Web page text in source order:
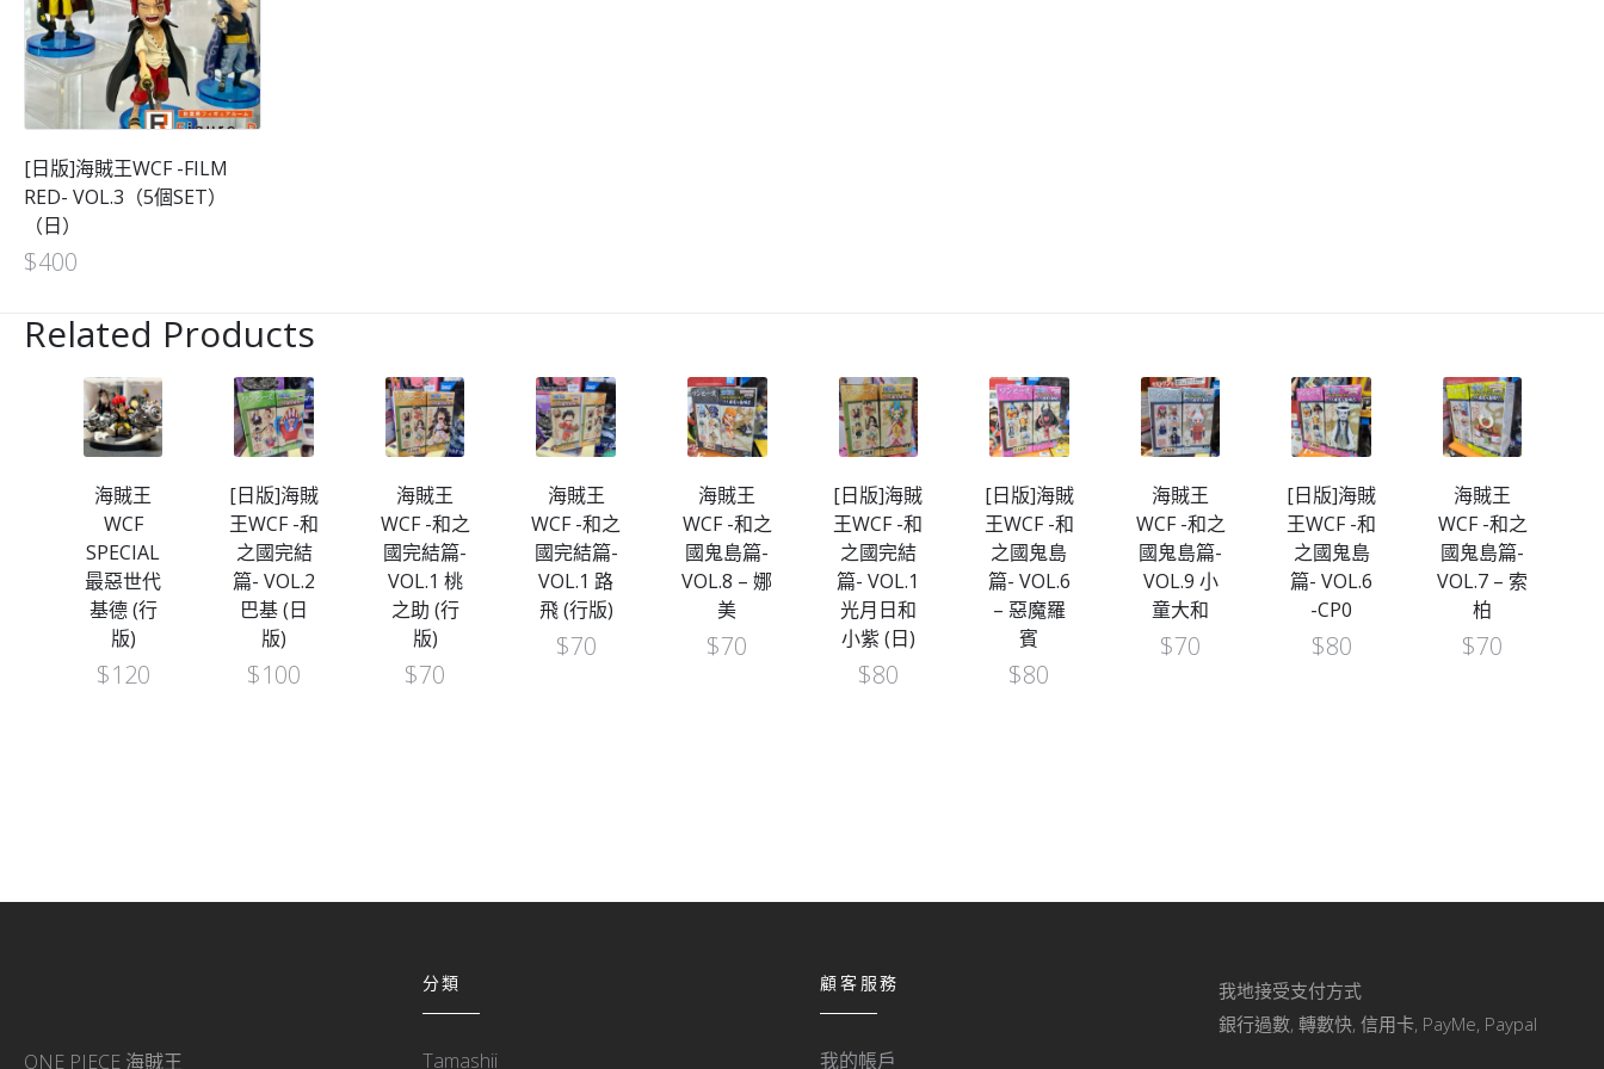
[日版]海賊王WCF -FILM
RED- VOL.3（5個SET）
（日）
$400
Related Products
海賊王
WCF
SPECIAL
最惡世代
基德 (行
版)
$120
[日版]海賊
王WCF -和
之國完結
篇- VOL.2
巴基 (日
版)
$100
海賊王
WCF -和之
國完結篇-
VOL.1 桃
之助 (行
版)
$70
海賊王
WCF -和之
國完結篇-
VOL.1 路
飛 (行版)
$70
海賊王
WCF -和之
國鬼島篇-
VOL.8 – 娜
美
$70
[日版]海賊
王WCF -和
之國完結
篇- VOL.1
光月日和
小紫 (日)
$80
[日版]海賊
王WCF -和
之國鬼島
篇- VOL.6
– 惡魔羅
賓
$80
海賊王
WCF -和之
國鬼島篇-
VOL.9 小
童大和
$70
[日版]海賊
王WCF -和
之國鬼島
篇- VOL.6
-CP0
$80
海賊王
WCF -和之
國鬼島篇-
VOL.7 – 索
柏
$70
ONE PIECE 海賊王
分類
Tamashii
顧客服務
我的帳戶
我地接受支付方式
銀行過數, 轉數快, 信用卡, PayMe, Paypal